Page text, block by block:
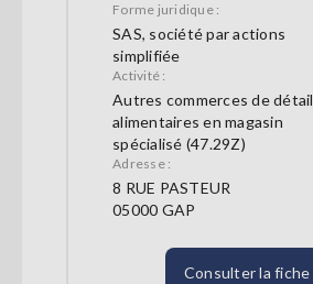
Forme juridique :
SAS, société par actions
simplifiée
Activité :
Autres commerces de détail
alimentaires en magasin
spécialisé (47.29Z)
Adresse :
8 RUE PASTEUR
05000 GAP
Consulter la fiche